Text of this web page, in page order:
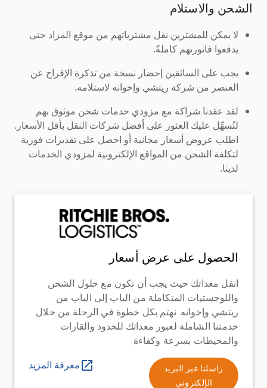
الشحن والاستلام
لا يمكن للمشترين نقل مشترياتهم من موقع المزاد حتى
يدفعوا فاتورتهم كاملةً.
يجب على السائقين إحضار نسخة من تذكرة الإفراج عن
العنصر من شركة ريتشي وإخوانه لاستلامه.
لقد عقدنا شراكة مع مزودي خدمات شحن موثوق بهم
لنُسهِّل عليك العثور على أفضل شركات النقل بأقل الأسعار.
اطلب عروض أسعار مجانية أو احصل على تقديرات فورية
لتكلفة الشحن من المواقع الإلكترونية لمزودي الخدمات
لدينا.
الحصول على عرض أسعار
انقل معداتك حيث يجب أن تكون مع حلول الشحن
واللوجستيات المتكاملة من الباب إلى الباب من
ريتشي وإخوانه. نهتم بكل خطوة في الرحلة من خلال
خدمتنا الشاملة لعبور معداتك للحدود والقارات
والمحيطات بسرعة وكفاءة
راسلنا عبر البريد
الإلكتروني
معرفة المزيد